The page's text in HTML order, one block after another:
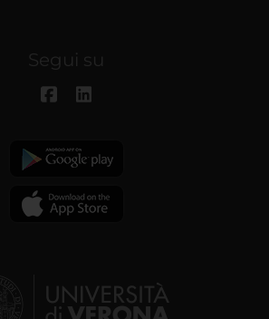
Segui su